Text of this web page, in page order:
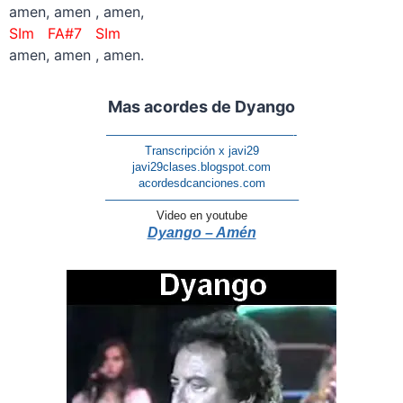
amen, amen , amen,
SIm FA#7 SIm
amen, amen , amen.
Mas acordes de Dyango
————————————————-
Transcripción x javi29
javi29clases.blogspot.com
acordesdcanciones.com
————————————————–
Video en youtube
Dyango – Amén